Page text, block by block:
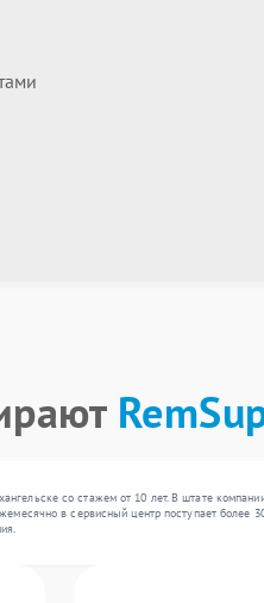
со стажем от 10 лет. В штате
в сервисный центр поступает